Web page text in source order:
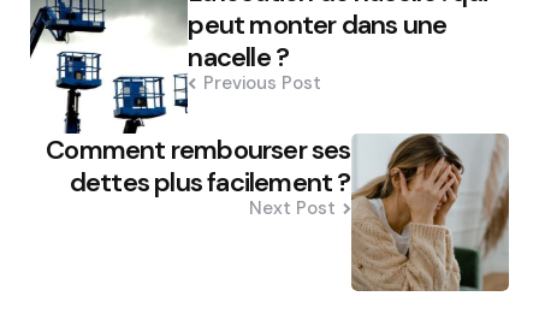
peut monter dans une
nacelle ?
Previous Post
Comment rembourser ses
dettes plus facilement ?
Next Post